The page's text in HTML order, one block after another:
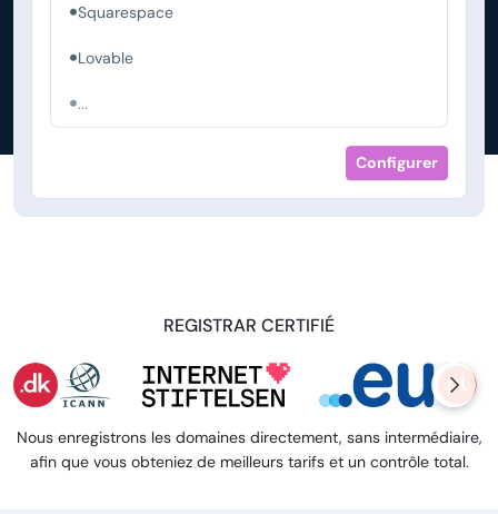
Squarespace
Lovable
...
Configurer
REGISTRAR CERTIFIÉ
Nous enregistrons les domaines directement, sans intermédiaire,
afin que vous obteniez de meilleurs tarifs et un contrôle total.